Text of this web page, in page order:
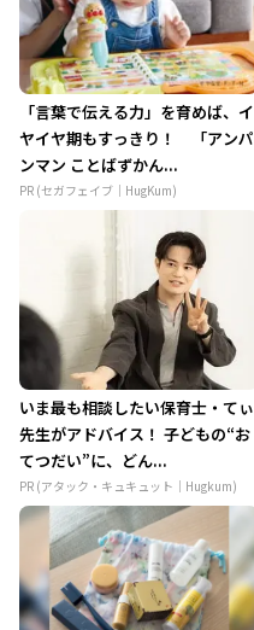
「言葉で伝える力」を育めば、イ
ヤイヤ期もすっきり！ 「アンパ
ンマン ことばずかん...
PR (セガフェイブ｜HugKum)
いま最も相談したい保育士・てぃ
先生がアドバイス！ 子どもの“お
てつだい”に、どん...
PR (アタック・キュキュット｜Hugkum)